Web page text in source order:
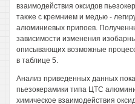
взаимодействия оксидов
также с кремнием и медью -
алюминиевых припоев.
зависимости изменения
описывающих возможные
в таблице 5.
Анализ приведенных данных
пьезокерамики типа ЦТС
химическое взаимодействия